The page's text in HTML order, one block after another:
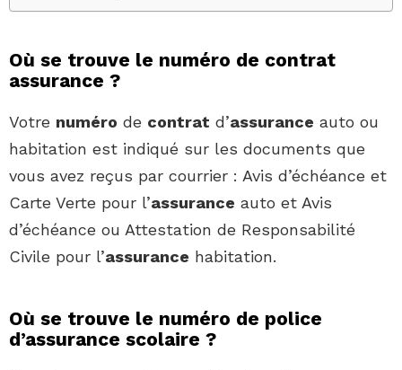
Où se trouve le numéro de contrat
assurance ?
Votre numéro de contrat d’assurance auto ou
habitation est indiqué sur les documents que
vous avez reçus par courrier : Avis d’échéance et
Carte Verte pour l’assurance auto et Avis
d’échéance ou Attestation de Responsabilité
Civile pour l’assurance habitation.
Où se trouve le numéro de police
d’assurance scolaire ?